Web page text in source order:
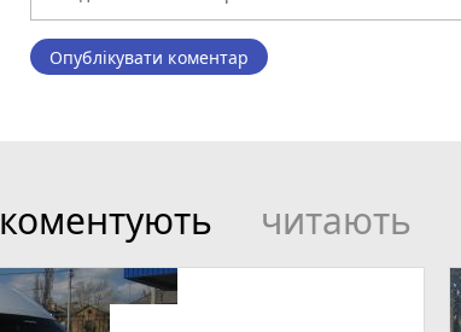
Опублікувати коментар
коментують читають